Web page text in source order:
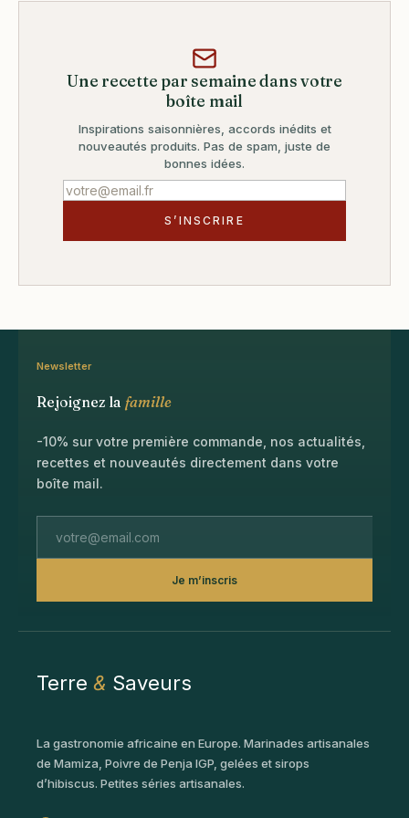
Une recette par semaine dans votre
boîte mail
Inspirations saisonnières, accords inédits et
nouveautés produits. Pas de spam, juste de
bonnes idées.
S’INSCRIRE
Newsletter
Rejoignez la famille
-10% sur votre première commande, nos actualités,
recettes et nouveautés directement dans votre
boîte mail.
Je m’inscris
Terre & Saveurs
La gastronomie africaine en Europe. Marinades artisanales
de Mamiza, Poivre de Penja IGP, gelées et sirops
d’hibiscus. Petites séries artisanales.